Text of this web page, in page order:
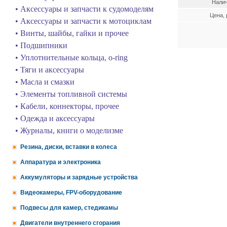
• Аксессуары и запчасти к судомоделям
• Аксессуары и запчасти к мотоциклам
• Винты, шайбы, гайки и прочее
• Подшипники
• Уплотнительные кольца, o-ring
• Тяги и аксессуары
• Масла и смазки
• Элементы топливной системы
• Кабели, коннекторы, прочее
• Одежда и аксессуары
• Журналы, книги о моделизме
Резина, диски, вставки в колеса
Аппаратура и электроника
Аккумуляторы и зарядные устройства
Видеокамеры, FPV-оборудование
Подвесы для камер, стедикамы
Двигатели внутреннего сгорания
Цена,